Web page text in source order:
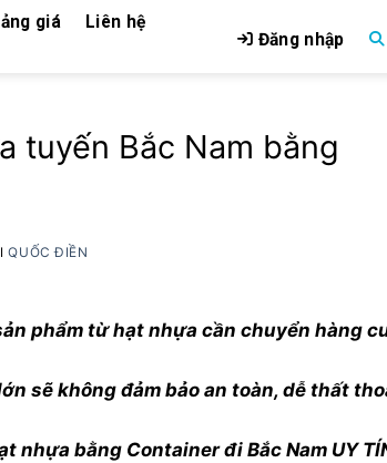
giá
Liên hệ
Đăng nhập
tuyến Bắc Nam bằng
QUỐC ĐIỀN
phẩm từ hạt nhựa cần chuyển hàng
sẽ không đảm bảo an toàn, dễ thất
nhựa bằng Container đi Bắc Nam UY